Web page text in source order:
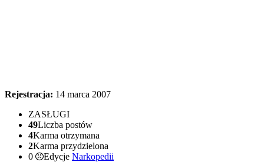
Rejestracja: 14 marca 2007
ZASŁUGI
49Liczba postów
4Karma otrzymana
2Karma przydzielona
0
Edycje Narkopedii